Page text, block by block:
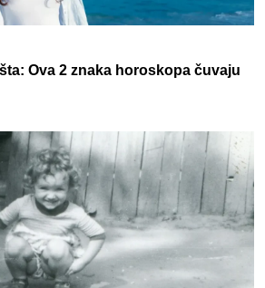
Ova 2 znaka horoskopa čuvaju